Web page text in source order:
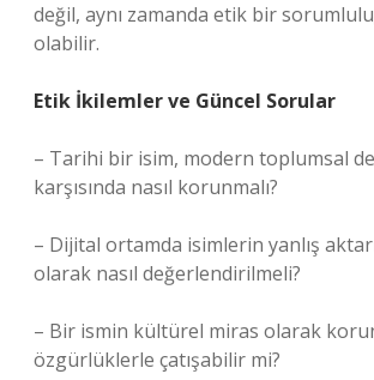
değil, aynı zamanda etik bir
olabilir.
Etik İkilemler ve Güncel Sorular
– Tarihi bir isim, modern toplumsal
karşısında nasıl korunmalı?
– Dijital ortamda isimlerin yanlış
olarak nasıl değerlendirilmeli?
– Bir ismin kültürel miras olarak
özgürlüklerle çatışabilir mi?